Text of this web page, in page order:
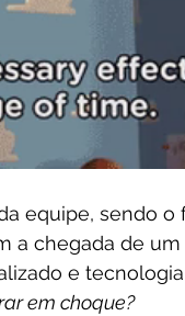
equipe, sendo
a chegada de
e
em choque?